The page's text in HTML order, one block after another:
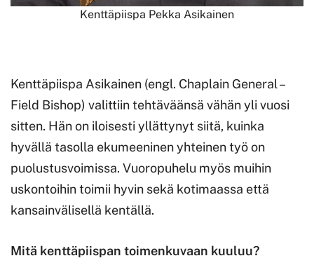
Kenttäpiispa Pekka Asikainen
Kenttäpiispa Asikainen (engl. Chaplain General –
Field Bishop) valittiin tehtäväänsä vähän yli vuosi
sitten. Hän on iloisesti yllättynyt siitä, kuinka
hyvällä tasolla ekumeeninen yhteinen työ on
puolustusvoimissa. Vuoropuhelu myös muihin
uskontoihin toimii hyvin sekä kotimaassa että
kansainvälisellä kentällä.
Mitä kenttäpiispan toimenkuvaan kuuluu?